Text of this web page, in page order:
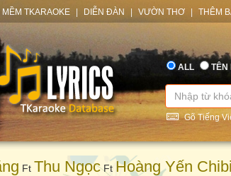
MỀM TKARAOKE DIỄN ĐÀN VƯỜN THƠ THÊM
ALL TÊN
Gõ Tiếng
Ft Thu NgọcFt Hoàng Yến Chibi